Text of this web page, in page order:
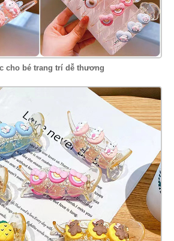
cho bé trang trí dễ thương